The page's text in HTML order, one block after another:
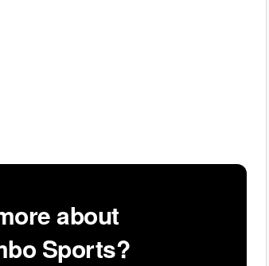
about
Sports?